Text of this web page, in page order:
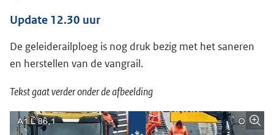
Update 12.30 uur
De geleiderailploeg is nog druk bezig met het saneren
en herstellen van de vangrail.
Tekst gaat verder onder de afbeelding